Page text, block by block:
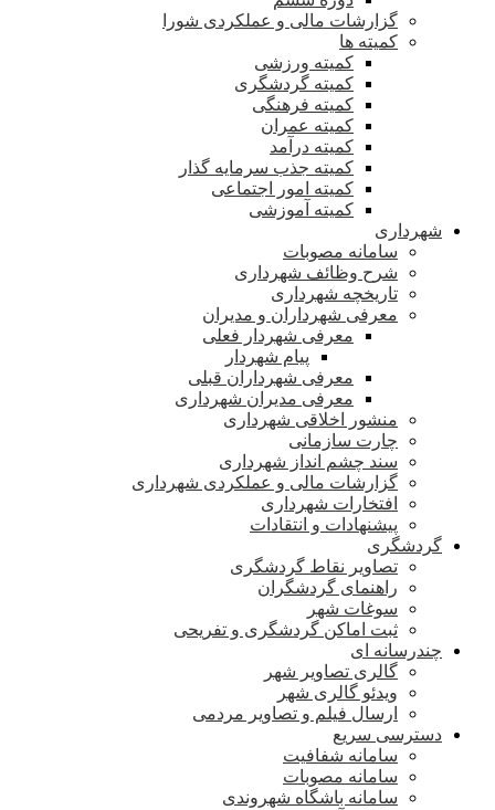
گزارشات مالی و عملکردی شورا
کمیته ها
کمیته ورزشی
کمیته گردشگری
کمیته فرهنگی
کمیته عمران
کمیته درآمد
کمیته جذب سرمایه گذار
کمیته امور اجتماعی
کمیته آموزشی
شهرداری
سامانه مصوبات
شرح وظائف شهرداری
تاریخچه شهرداری
معرفی شهرداران و مدیران
معرفی شهردار فعلی
پیام شهردار
معرفی شهرداران قبلی
معرفی مدیران شهرداری
منشور اخلاقی شهرداری
چارت سازمانی
سند چشم انداز شهرداری
گزارشات مالی و عملکردی شهرداری
افتخارات شهرداری
پیشنهادات و انتقادات
گردشگری
تصاویر نقاط گردشگری
راهنمای گردشگران
سوغات شهر
ثبت اماکن گردشگری و تفریحی
چندرسانه ای
گالری تصاویر شهر
ویدئو گالری شهر
ارسال فیلم و تصاویر مردمی
دسترسی سریع
سامانه شفافیت
سامانه مصوبات
سامانه باشگاه شهروندی